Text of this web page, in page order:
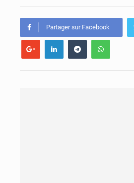
Partager sur Facebook